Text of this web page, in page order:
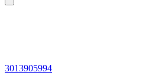
3013905994